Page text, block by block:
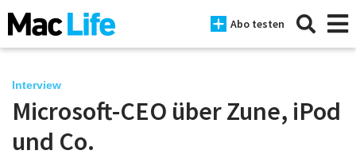
Abo testen
News
Interview
Microsoft-CEO über Zune, iPod
und Co.